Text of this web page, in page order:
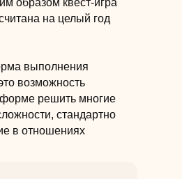
образом квест-игра
на целый год
выполнения
возможность
решить многие
стандартно
в отношениях